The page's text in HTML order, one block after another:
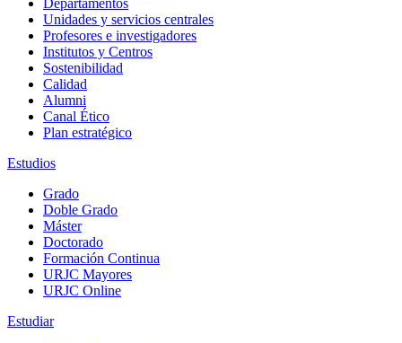
Departamentos
Unidades y servicios centrales
Profesores e investigadores
Institutos y Centros
Sostenibilidad
Calidad
Alumni
Canal Ético
Plan estratégico
Estudios
Grado
Doble Grado
Máster
Doctorado
Formación Continua
URJC Mayores
URJC Online
Estudiar